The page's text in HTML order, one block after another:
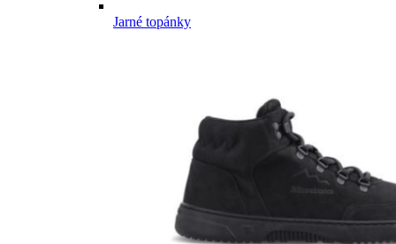
Jarné topánky